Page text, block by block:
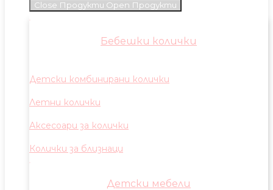
Close Продукти Open Продукти
Бебешки колички
Детски комбинирани колички
Летни колички
Аксесоари за колички
Колички за близнаци
Детски мебели